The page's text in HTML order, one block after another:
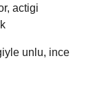
actigi
unlu, ince